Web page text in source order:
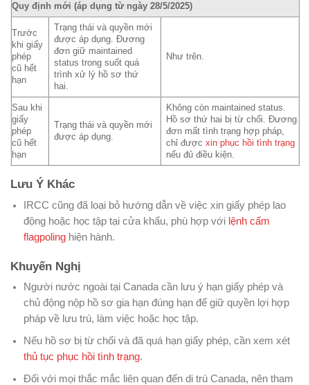
Quy định mới (áp dụng từ ngày 28/5/2025)
Trước
khi giấy
phép
cũ hết
hạn
Trạng thái và quyền mới
được áp dụng. Đương
đơn giữ maintained
status trong suốt quá
trình xử lý hồ sơ thứ
hai.
Như trên.
Sau khi
giấy
phép
cũ hết
hạn
Trạng thái và quyền mới
được áp dụng.
Không còn maintained status.
Hồ sơ thứ hai bị từ chối. Đương
đơn mất tình trạng hợp pháp,
chỉ được xin phục hồi tình trạng
nếu đủ điều kiện.
Lưu Ý Khác
IRCC cũng đã loại bỏ hướng dẫn về việc xin giấy phép lao
động hoặc học tập tại cửa khẩu, phù hợp với lệnh cấm
flagpolinghiện hành.
Khuyến Nghị
Người nước ngoài tại Canada cần lưu ý hạn giấy phép và
chủ động nộp hồ sơ gia hạn đúng hạn để giữ quyền lợi hợp
pháp về lưu trú, làm việc hoặc học tập.
Nếu hồ sơ bị từ chối và đã quá hạn giấy phép, cần xem xét
thủ tục phục hồi tình trạng.
Đối với mọi thắc mắc liên quan đến di trú Canada, nên tham